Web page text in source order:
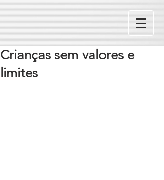
Crianças sem valores e
limites